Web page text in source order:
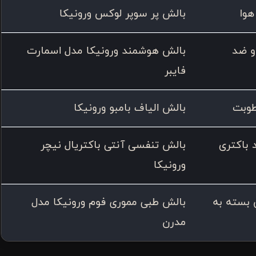
بالش پر سوپر لوکس ورونیکا
و ضد
بالش هوشمند ورونیکا مدل اسمارت
فایبر
بالش الیاف بامبو ورونیکا
باکتری
بالش تنفسی آنتی باکتریال نیچر
ورونیکا
بسته به
بالش طبی مموری فوم ورونیکا مدل
مدرن